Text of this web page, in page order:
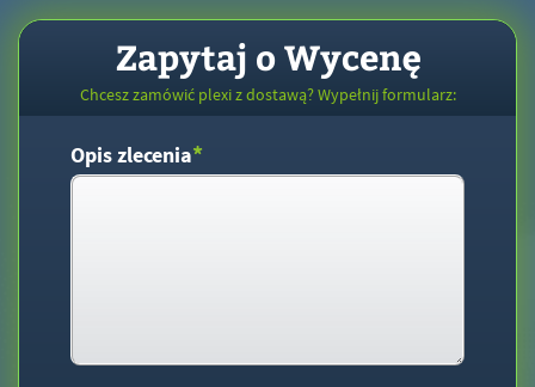
Zapytaj o Wycenę
Chcesz zamówić plexi z dostawą? Wypełnij formularz:
Opis zlecenia*